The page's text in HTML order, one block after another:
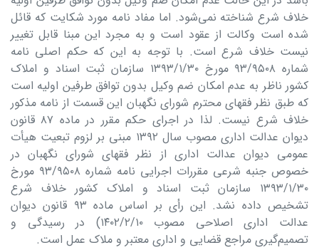
خلاف شرع شناخته نمی‌شود. اما مفاد نامه مورد شکایت که قائل
شده است وکالت از عقود است و به مجرد این مبنا قابل تغییر
نیست خلاف شرع است. با توجه به این که حکم اصلی نامه
شماره ۹۳/۹۵۰۸ مورخ ۱۳۹۳/۱/۳۰ سازمان ثبت اسناد و املاک
کشور ناظر به عدم امکان ضم وکیل بدون توافق طرفین اولیه است
که طبق نظر فقهای محترم شورای نگهبان این قسمت از نامه مذکور
خلاف شرع نیست. لذا در اجرای حکم مقرر در ماده ۸۷ قانون
دیوان عدالت اداری مصوب سال ۱۳۹۲ مبنی بر لزوم تبعیت هیأت
عمومی دیوان عدالت اداری از نظر فقهای شورای نگهبان در
خصوص جنبه شرعی مقررات اجرایی نامه شماره ۹۳/۹۵۰۸ مورخ
۱۳۹۳/۱/۳۰ سازمان ثبت اسناد و املاک کشور خلاف شرع
تشخیص داده نشد. این رأی بر اساس ماده ۹۳ قانون دیوان
عدالت اداری اصلاحی مصوب ۱۴۰۲/۲/۱۰) در رسیدگی و
تصمیم‌گیری مراجع قضایی و اداری معتبر و ملاک عمل است.